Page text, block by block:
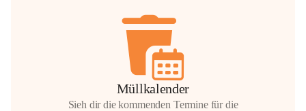
Müllkalender
Sieh dir die kommenden Termine für die